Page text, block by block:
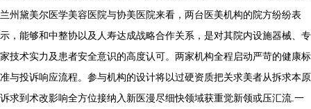
兰州黛美尔医学美容医院与协美医院来看，两台医美机构的院方纷纷表
示，能够和中整协以及人寿达成战略合作关系，是对其院内设施器械、专
家技术实力及患者安全意识的高度认可。两家机构全程启动严苛的健康标
准与投诉响应流程。参与机构的设计将以过硬资质把关求美者从拆求本原
诉求到术改影响全方位接纳入新医漫尽细快领域获重觉新领或压汇流.一